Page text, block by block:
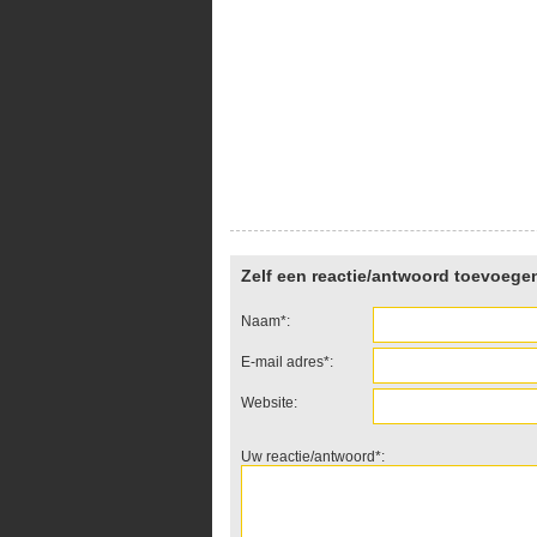
Zelf een reactie/antwoord
Naam*:
E-mail adres*:
Website:
Uw reactie/antwoord*: